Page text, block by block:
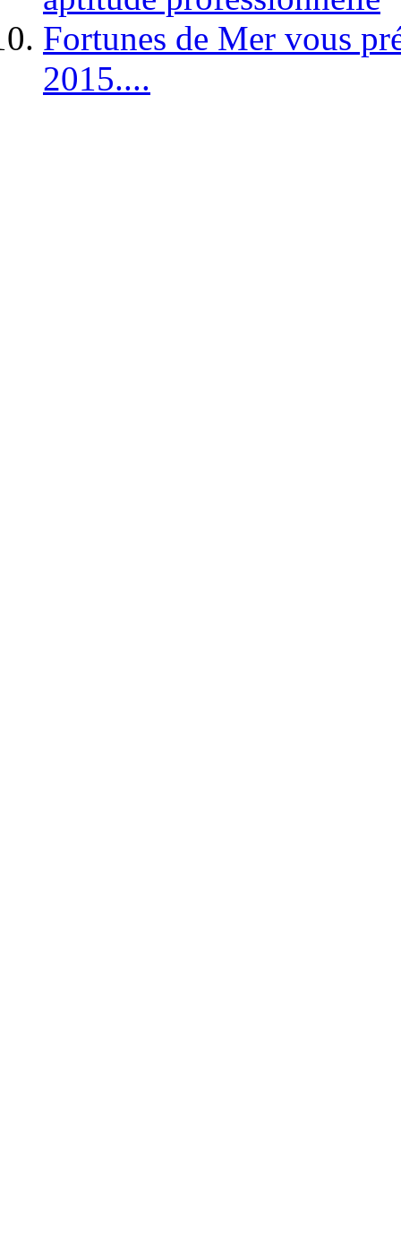
Fortunes de Mer vous
2015....